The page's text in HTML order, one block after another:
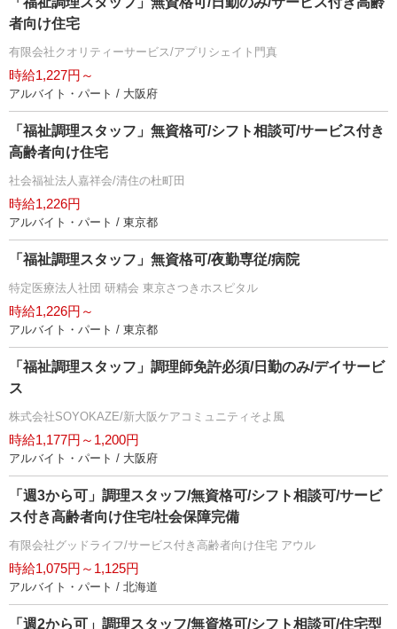
者向け住宅
有限会社クオリティーサービス/アプリシェイト門真
時給1,227円～
アルバイト・パート / 大阪府
「福祉調理スタッフ」無資格可/シフト相談可/サービス付き
高齢者向け住宅
社会福祉法人嘉祥会/清住の杜町田
時給1,226円
アルバイト・パート / 東京都
「福祉調理スタッフ」無資格可/夜勤専従/病院
特定医療法人社団 研精会 東京さつきホスピタル
時給1,226円～
アルバイト・パート / 東京都
「福祉調理スタッフ」調理師免許必須/日勤のみ/デイサービ
ス
株式会社SOYOKAZE/新大阪ケアコミュニティそよ風
時給1,177円～1,200円
アルバイト・パート / 大阪府
「週3から可」調理スタッフ/無資格可/シフト相談可/サービ
ス付き高齢者向け住宅/社会保障完備
有限会社グッドライフ/サービス付き高齢者向け住宅 アウル
時給1,075円～1,125円
アルバイト・パート / 北海道
「週2から可」調理スタッフ/無資格可/シフト相談可/住宅型